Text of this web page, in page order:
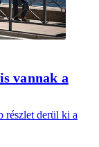
vannak a
részlet derül ki a